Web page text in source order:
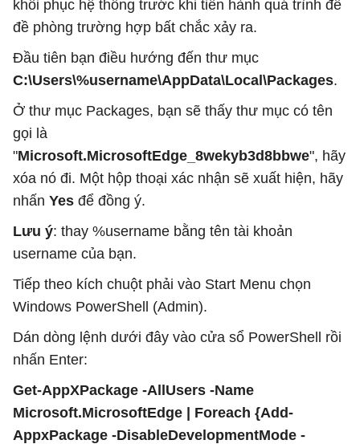
khôi phục hệ thống trước khi tiến hành quá trình để
đề phòng trường hợp bất chắc xảy ra.
Đầu tiên bạn điều hướng đến thư mục
C:\Users\%username\AppData\Local\Packages.
Ở thư mục Packages, bạn sẽ thấy thư mục có tên
gọi là
"Microsoft.MicrosoftEdge_8wekyb3d8bbwe", hãy
xóa nó đi. Một hộp thoại xác nhận sẽ xuất hiện, hãy
nhấn Yes để đồng ý.
Lưu ý: thay %username bằng tên tài khoản
username của bạn.
Tiếp theo kích chuột phải vào Start Menu chọn
Windows PowerShell (Admin).
Dán dòng lệnh dưới đây vào cửa sổ PowerShell rồi
nhấn Enter:
Get-AppXPackage -AllUsers -Name
Microsoft.MicrosoftEdge | Foreach {Add-
AppxPackage -DisableDevelopmentMode -